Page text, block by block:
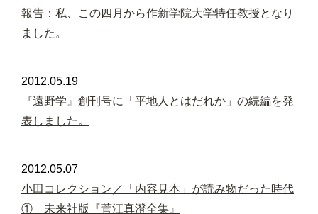
報告：私、この四月から作新学院大学特任教授となり
ました。
2012.05.19
『遠野学』創刊号に「平地人とはだれか」の続編を発
表しました。
2012.05.07
小田コレクション／「内容見本」が読み物だった時代
① 未来社版『菅江真澄全集』